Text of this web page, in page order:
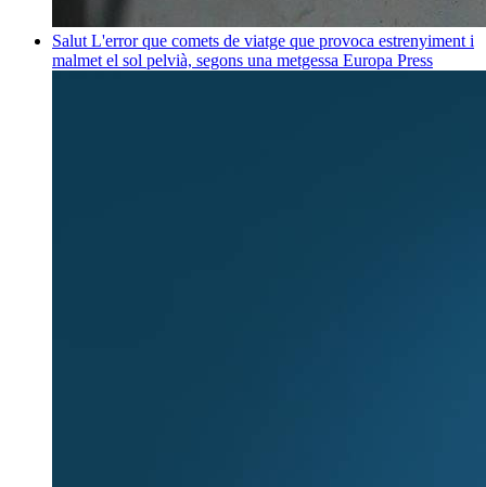
Salut L'error que comets de viatge que provoca estrenyiment i
malmet el sol pelvià, segons una metgessa Europa Press